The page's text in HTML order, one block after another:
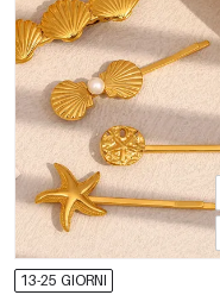
13-25 GIORNI